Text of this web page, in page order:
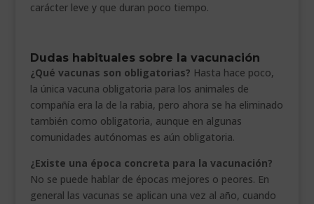
carácter leve y que duran poco tiempo.
Dudas habituales sobre la vacunación
¿Qué vacunas son obligatorias? Hasta hace poco,
la única vacuna obligatoria para los animales de
compañía era la de la rabia, pero ahora se ha eliminado
también como obligatoria, aunque en algunas
comunidades autónomas es aún obligatoria.
¿Existe una época concreta para la vacunación?
No se puede hablar de épocas mejores o peores. En
general las vacunas se aplican una vez al año, cuando